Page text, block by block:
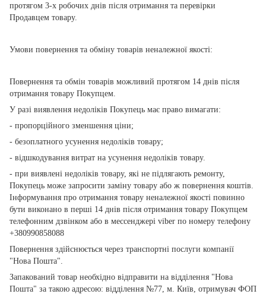
протягом 3-х робочих днів після отримання та перевірки
Продавцем товару.
Умови повернення та обміну товарів неналежної якості:
Повернення та обмін товарів можливий протягом 14 днів після
отримання товару Покупцем.
У разі виявлення недоліків Покупець має право вимагати:
- пропорційного зменшення ціни;
- безоплатного усунення недоліків товару;
- відшкодування витрат на усунення недоліків товару.
- при виявлені недоліків товару, які не підлягають ремонту,
Покупець може запросити заміну товару або ж повернення коштів.
Інформування про отримання товару неналежної якості повинно
бути виконано в перші 14 днів після отримання товару Покупцем
телефонним дзвінком або в мессенджері viber по номеру телефону
+380990858088
Повернення здійснюється через транспортні послуги компанії
"Нова Пошта".
Запакований товар необхідно відправити на відділення "Нова
Пошта" за такою адресою: відділення №77, м. Київ, отримувач ФОП